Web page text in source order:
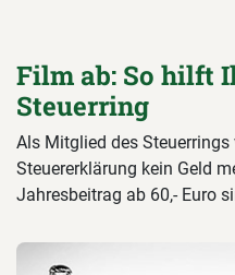
Film ab: So hilft
Steuerring
Als Mitglied des Steuerrings
Steuererklärung kein Geld
Jahresbeitrag ab 60,- Euro